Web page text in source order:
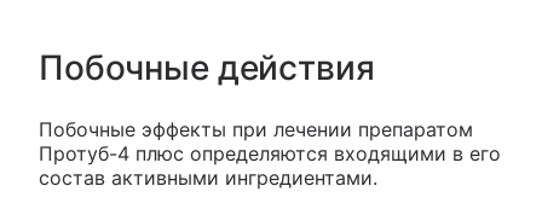
Побочные действия
Побочные эффекты при лечении препаратом
Протуб-4 плюс определяются входящими в его
состав активными ингредиентами.